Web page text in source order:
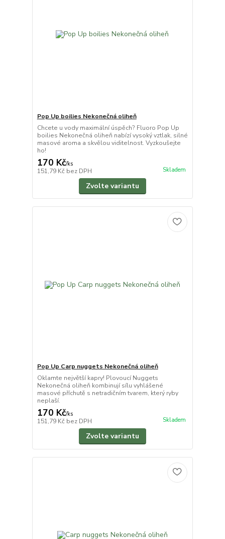
Pop Up boilies Nekonečná oliheň
Chcete u vody maximální úspěch? Fluoro Pop Up
boilies Nekonečná oliheň nabízí vysoký vztlak, silné
masové aroma a skvělou viditelnost. Vyzkoušejte
ho!
170 Kč/ks
151,79 Kč bez DPH Skladem
Zvolte variantu
Pop Up Carp nuggets Nekonečná oliheň
Oklamte největší kapry! Plovoucí Nuggets
Nekonečná oliheň kombinují sílu vyhlášené
masové příchutě s netradičním tvarem, který ryby
neplaší.
170 Kč/ks
151,79 Kč bez DPH Skladem
Zvolte variantu